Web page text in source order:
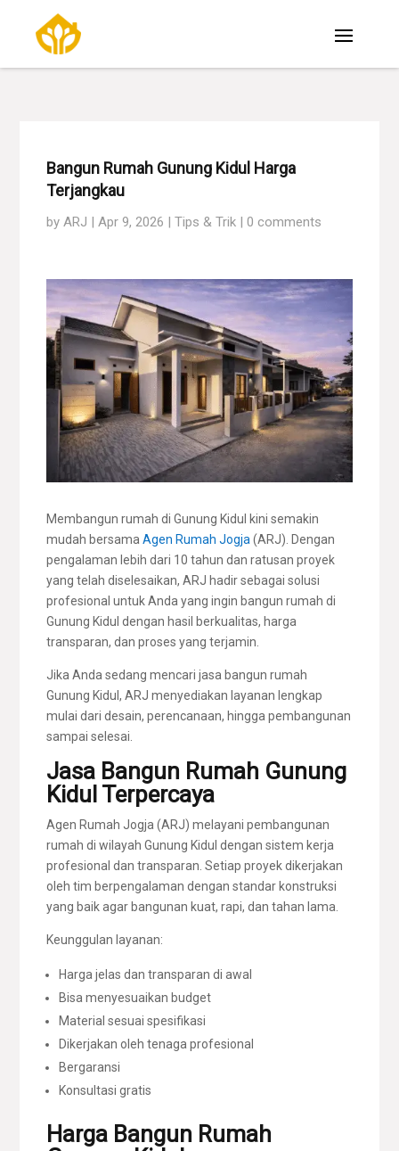
Bangun Rumah Gunung Kidul Harga
Terjangkau
by ARJ | Apr 9, 2026 |Tips & Trik |0 comments
Membangun rumah di Gunung Kidul kini semakin
mudah bersamaAgen Rumah Jogja(ARJ). Dengan
pengalaman lebih dari 10 tahun dan ratusan proyek
yang telah diselesaikan, ARJ hadir sebagai solusi
profesional untuk Anda yang ingin bangun rumah di
Gunung Kidul dengan hasil berkualitas, harga
transparan, dan proses yang terjamin.
Jika Anda sedang mencari jasa bangun rumah
Gunung Kidul, ARJ menyediakan layanan lengkap
mulai dari desain, perencanaan, hingga pembangunan
sampai selesai.
Jasa Bangun Rumah Gunung
Kidul Terpercaya
Agen Rumah Jogja (ARJ) melayani pembangunan
rumah di wilayah Gunung Kidul dengan sistem kerja
profesional dan transparan. Setiap proyek dikerjakan
oleh tim berpengalaman dengan standar konstruksi
yang baik agar bangunan kuat, rapi, dan tahan lama.
Keunggulan layanan:
Harga jelas dan transparan di awal
Bisa menyesuaikan budget
Material sesuai spesifikasi
Dikerjakan oleh tenaga profesional
Bergaransi
Konsultasi gratis
Harga Bangun Rumah